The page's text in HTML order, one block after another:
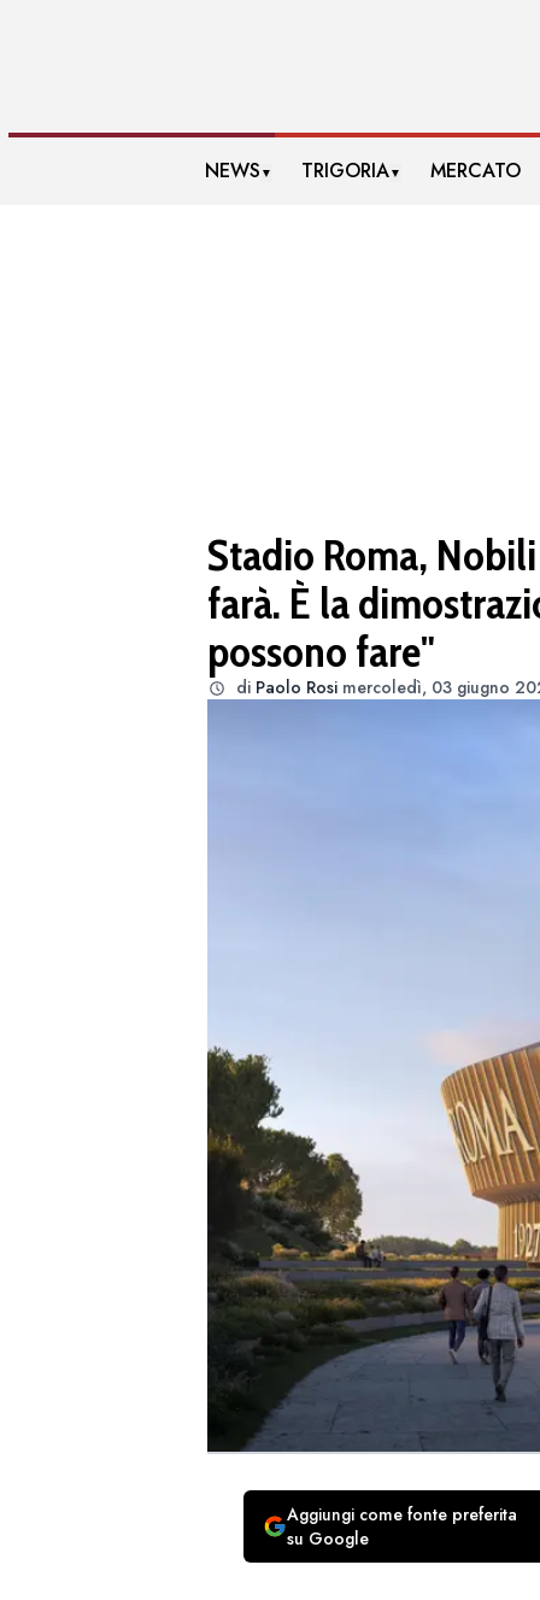
NEWS ▼ TRIGORIA▼ MERCATO
Stadio Roma,
farà. È la
possono fare"
di Paolo Rosi mercoledì, 03 giugno
Aggiungi come fonte preferita
su Google